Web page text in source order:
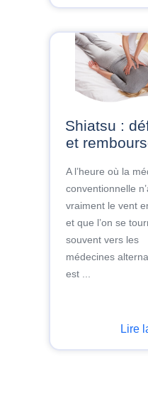
Shiatsu : définition
et
A l’heure où la
conventionnelle
vraiment le vent
et que l’on se
souvent vers les
médecines
est ...
Lire